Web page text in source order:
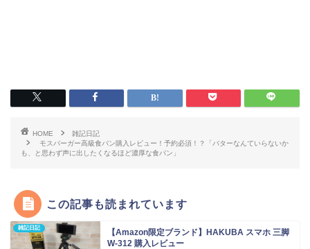
HOME
雑記日記
モスバーガー高級食パン購入レビュー！予約必須！？「バターなんていらないか
も、と思わず声に出したくなるほど濃厚な食パン」
この記事も読まれています
雑記日記
【Amazon限定ブランド】HAKUBA スマホ 三脚
W-312 購入レビュー